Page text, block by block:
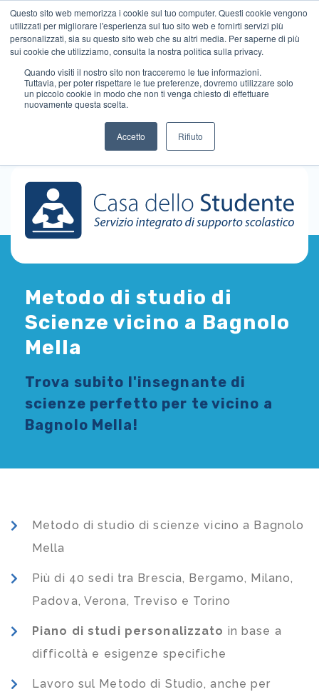
Questo sito web memorizza i cookie sul tuo computer. Questi cookie vengono
utilizzati per migliorare l'esperienza sul tuo sito web e fornirti servizi più
personalizzati, sia su questo sito web che su altri media. Per saperne di più
sui cookie che utilizziamo, consulta la nostra politica sulla privacy.
Quando visiti il ​​nostro sito non tracceremo le tue informazioni.
Tuttavia, per poter rispettare le tue preferenze, dovremo utilizzare solo
un piccolo cookie in modo che non ti venga chiesto di effettuare
nuovamente questa scelta.
Accetto Rifiuto
Metodo di studio di
Scienze vicino a Bagnolo
Mella
Trova subito l'insegnante di
scienze perfetto per te vicino a
Bagnolo Mella!
Metodo di studio di scienze vicino a Bagnolo
Mella
Più di 40 sedi tra Brescia, Bergamo, Milano,
Padova, Verona, Treviso e Torino
Piano di studi personalizzato in base a
difficoltà e esigenze specifiche
Lavoro sul Metodo di Studio, anche per